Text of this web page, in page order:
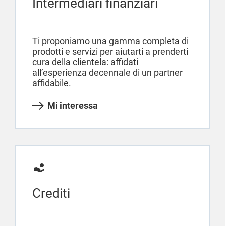
Ti proponiamo una gamma completa di
prodotti e servizi per aiutarti a prenderti
cura della clientela: affidati
all’esperienza decennale di un partner
affidabile.
Mi interessa
Crediti